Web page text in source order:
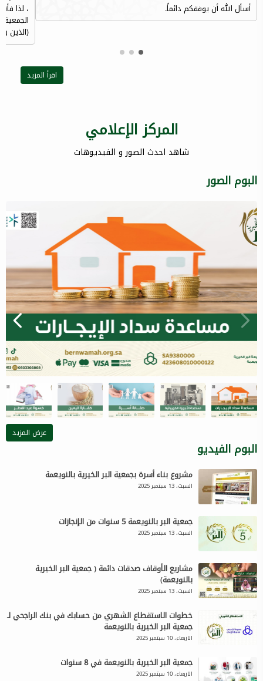
أسأل الله أن يوفقكم دائماً.
، لذا
(الذين
اقرأ المزيد
المركز الإعلامي
شاهد احدث الصور و الفيديوهات
البوم الصور
عرض المزيد
البوم الفيديو
مشروع بناء أسرة بجمعية البر الخيرية بالنويعمة
السبت، 13 سبتمبر 2025
جمعية البر بالنويعمة 5 سنوات من الإنجازات
السبت، 13 سبتمبر 2025
مشاريع الأوقاف صدقات دائمة ( جمعية البر الخيرية
بالنويعمة)
السبت، 13 سبتمبر 2025
خطوات الاستقطاع الشهري من حسابك في بنك الراجحي لـ
جمعية البر الخيرية بالنويعمة
الاربعاء، 10 سبتمبر 2025
جمعية البر الخيرية بالنويعمة في 8 سنوات
الاربعاء، 10 سبتمبر 2025